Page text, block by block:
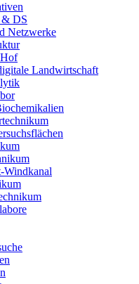
DS
Netzwerke
Landwirtschaft
Windkanal